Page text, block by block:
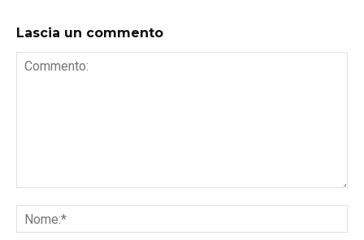
Lascia un commento